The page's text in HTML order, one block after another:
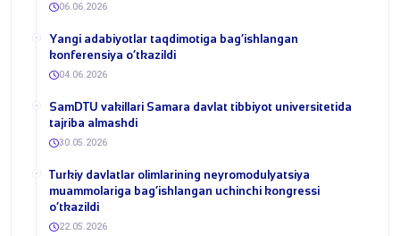
06.06.2026
​Yangi adabiyotlar taqdimotiga bag‘ishlangan
konferensiya o‘tkazildi
04.06.2026
SamDTU vakillari Samara davlat tibbiyot universitetida
tajriba almashdi
30.05.2026
​Turkiy davlatlar olimlarining neyromodulyatsiya
muammolariga bag‘ishlangan uchinchi kongressi
o‘tkazildi
22.05.2026